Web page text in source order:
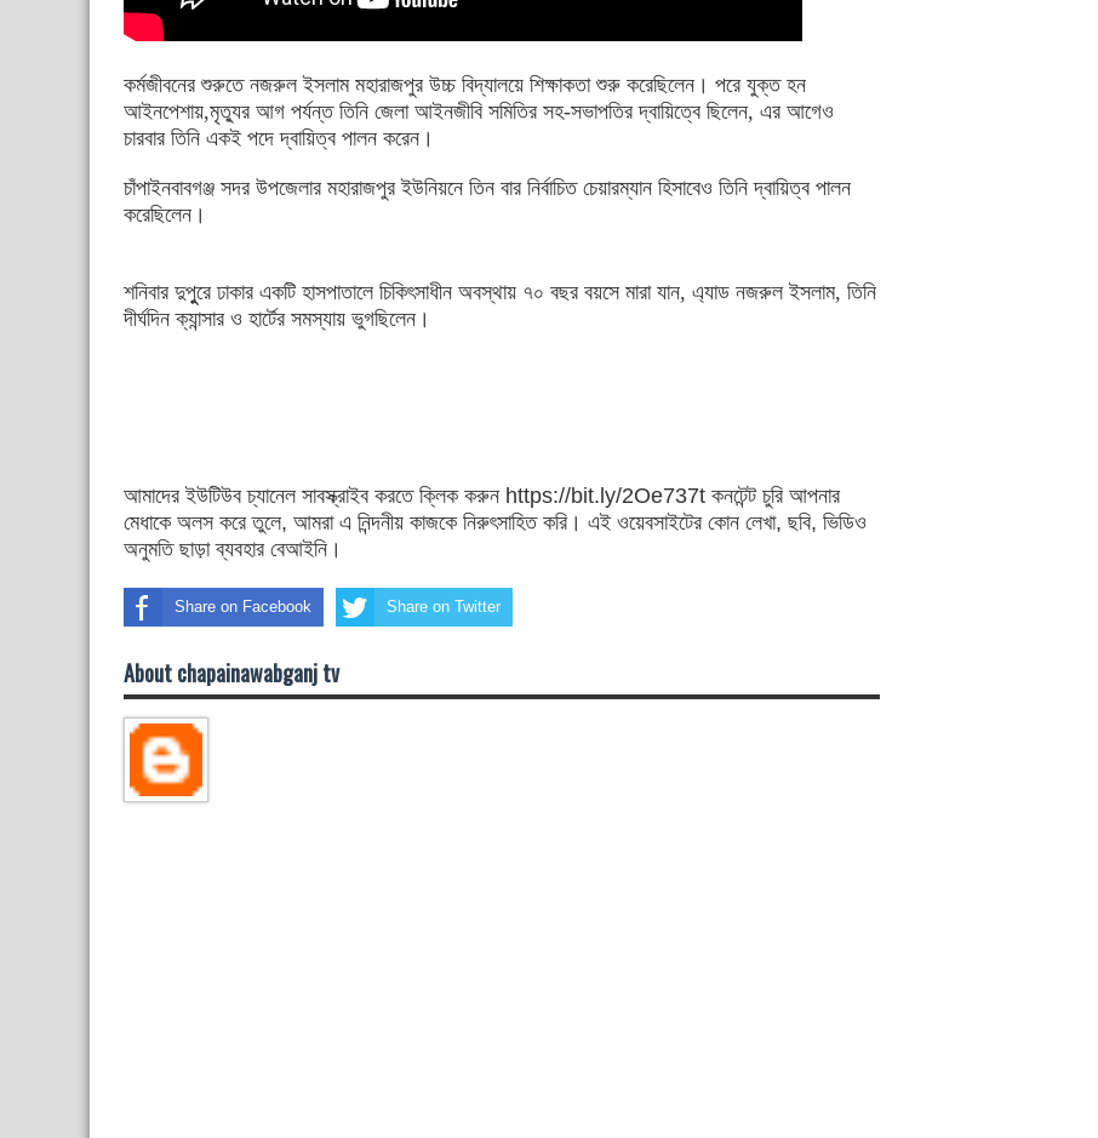
কর্মজীবনের শুরুতে নজরুল ইসলাম মহারাজপুর উচ্চ বিদ্যালয়ে শিক্ষাকতা শুরু করেছিলেন। পরে যুক্ত হন
আইনপেশায়,মৃত্যুর আগ পর্যন্ত তিনি জেলা আইনজীবি সমিতির সহ-সভাপতির দ্বায়িত্বে ছিলেন, এর আগেও
চারবার তিনি একই পদে দ্বায়িত্ব পালন করেন।
চাঁপাইনবাবগঞ্জ সদর উপজেলার মহারাজপুর ইউনিয়নে তিন বার নির্বাচিত চেয়ারম্যান হিসাবেও তিনি দ্বায়িত্ব পালন
করেছিলেন।
শনিবার দুপুুরে ঢাকার একটি হাসপাতালে চিকিৎসাধীন অবস্থায় ৭০ বছর বয়সে মারা যান, এ্যাড নজরুল ইসলাম, তিনি
দীর্ঘদিন ক্যান্সার ও হার্টের সমস্যায় ভুগছিলেন।
আমাদের ইউটিউব চ্যানেল সাবস্ক্রাইব করতে ক্লিক করুন https://bit.ly/2Oe737t কনটেন্ট চুরি আপনার
মেধাকে অলস করে তুলে, আমরা এ নিন্দনীয় কাজকে নিরুৎসাহিত করি। এই ওয়েবসাইটের কোন লেখা, ছবি, ভিডিও
অনুমতি ছাড়া ব্যবহার বেআইনি।
Share on Facebook Share on Twitter
About chapainawabganj tv